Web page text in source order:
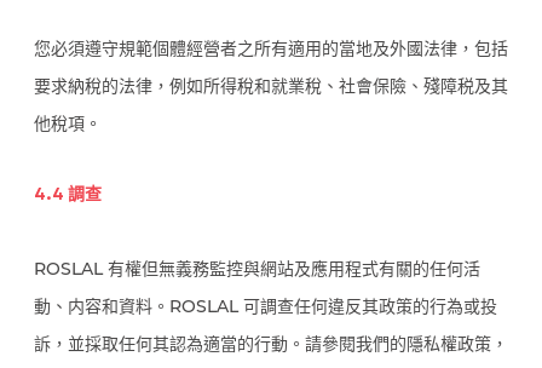
您必須遵守規範個體經營者之所有適用的當地及外國法律，包括
要求納稅的法律，例如所得稅和就業稅、社會保險、殘障税及其
他稅項。
4.4 調查
ROSLAL 有權但無義務監控與網站及應用程式有關的任何活
動、内容和資料。ROSLAL 可調查任何違反其政策的行為或投
訴，並採取任何其認為適當的行動。請參閱我們的隱私權政策，